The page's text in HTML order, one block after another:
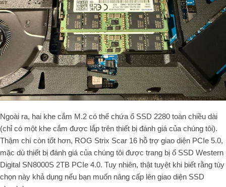
Ngoài ra, hai khe cắm M.2 có thể chứa ổ SSD 2280 toàn chiều dài
(chỉ có một khe cắm được lắp trên thiết bị đánh giá của chúng tôi).
Thậm chí còn tốt hơn, ROG Strix Scar 16 hỗ trợ giao diện PCIe 5.0,
mặc dù thiết bị đánh giá của chúng tôi được trang bị ổ SSD Western
Digital SN8000S 2TB PCIe 4.0. Tuy nhiên, thật tuyệt khi biết rằng tùy
chọn này khả dụng nếu bạn muốn nâng cấp lên giao diện SSD